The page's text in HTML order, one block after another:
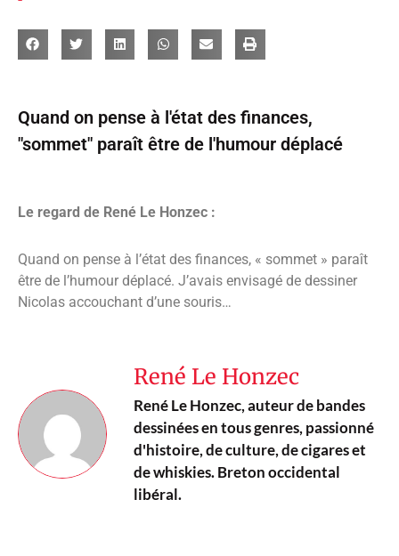
Quand on pense à l'état des finances,
"sommet" paraît être de l'humour déplacé
Le regard de René Le Honzec :
Quand on pense à l’état des finances, « sommet » paraît
être de l’humour déplacé. J’avais envisagé de dessiner
Nicolas accouchant d’une souris…
René Le Honzec
René Le Honzec, auteur de bandes
dessinées en tous genres, passionné
d'histoire, de culture, de cigares et
de whiskies. Breton occidental
libéral.